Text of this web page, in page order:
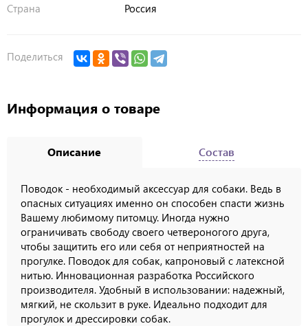
Страна
Россия
Поделиться
Информация о товаре
Описание
Поводок - необходимый аксессуар для собаки. Ведь в
опасных ситуациях именно он способен спасти жизнь
Вашему любимому питомцу. Иногда нужно
ограничивать свободу своего четвероногого друга,
чтобы защитить его или себя от неприятностей на
прогулке. Поводок для собак, капроновый с латексной
нитью. Инновационная разработка Российского
производителя. Удобный в использовании: надежный,
мягкий, не скользит в руке. Идеально подходит для
прогулок и дрессировки собак.
Состав